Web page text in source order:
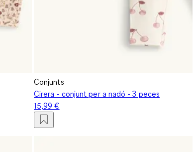
Conjunts
Cirera - conjunt per a nadó - 3 peces
15,99 €